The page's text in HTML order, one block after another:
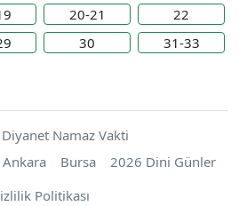
20-21
22
30
31-33
Namaz Vakti
Ankara Bursa
2026 Dini Günler
Politikası